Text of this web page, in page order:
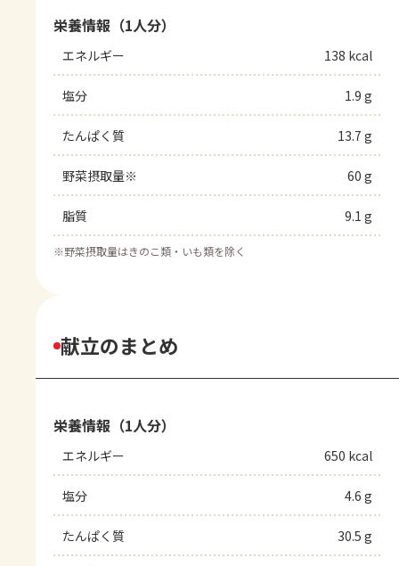
栄養情報（1人分）
エネルギー 138 kcal
塩分 1.9 g
たんぱく質 13.7 g
野菜摂取量※ 60 g
脂質 9.1 g
※野菜摂取量はきのこ類・いも類を除く
献立のまとめ
栄養情報（1人分）
エネルギー 650 kcal
塩分 4.6 g
たんぱく質 30.5 g